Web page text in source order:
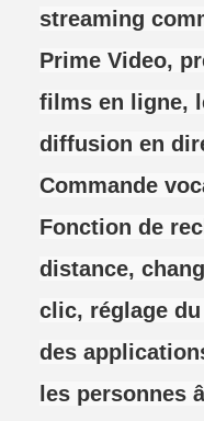
streaming
Prime Video,
films en ligne,
diffusion en
Commande
Fonction de
distance,
clic, réglage
des
les personnes